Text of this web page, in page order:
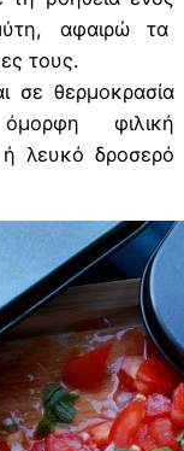
αφαιρώ τα
τους.
σε θερμοκρασία
φιλική
λευκό δροσερό